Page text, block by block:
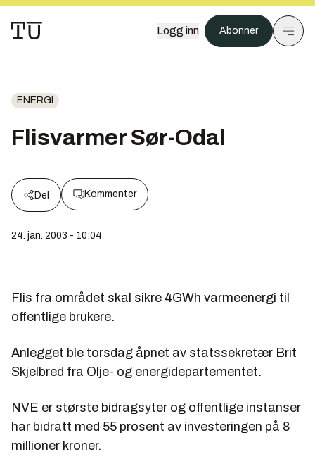
Logg inn Abonner
ENERGI
Flisvarmer Sør-Odal
Del Kommenter
24. jan. 2003 - 10:04
Flis fra området skal sikre 4GWh varmeenergi til
offentlige brukere.
Anlegget ble torsdag åpnet av statssekretær Brit
Skjelbred fra Olje- og energidepartementet.
NVE er største bidragsyter og offentlige instanser
har bidratt med 55 prosent av investeringen på 8
millioner kroner.